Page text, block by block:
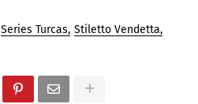
Series Turcas Stiletto Vendetta